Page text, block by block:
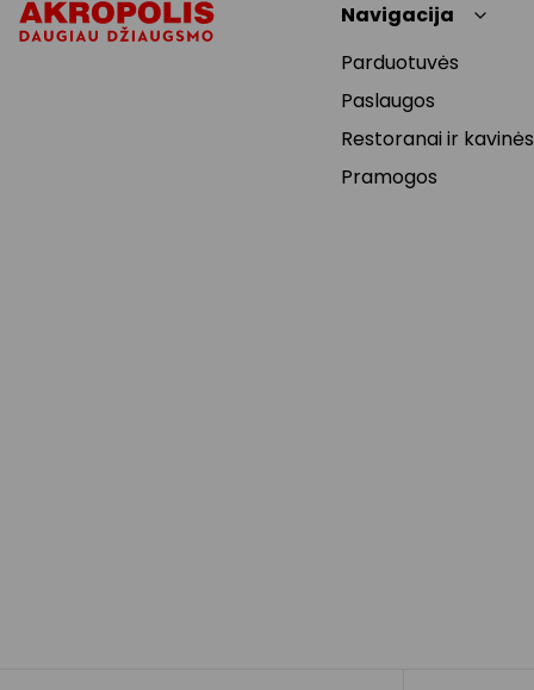
Navigacija
Parduotuvės
Paslaugos
Restoranai ir kavinės
Pramogos